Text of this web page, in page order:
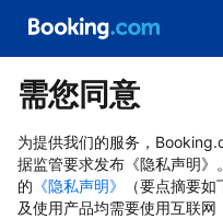
需您同意
为提供我们的服务，
据监管要求发布《隐私声明
的 《隐私声明》 （要点摘要如
及使用产品均需要使用互联